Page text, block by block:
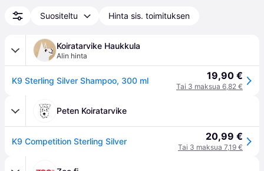
Suositeltu Hinta sis. toimituksen
Koiratarvike Haukkula
Alin hinta
K9 Sterling Silver Shampoo, 300 ml 19,90 €
Tai 3 maksua 6,82 €
Peten Koiratarvike
K9 Competition Sterling Silver 20,99 €
Tai 3 maksua 7,19 €